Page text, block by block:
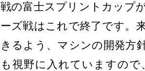
戦の富士スプリントカップ
ーズ戦はこれで終了です。
きるよう、マシンの開発方
も視野に入れていますので